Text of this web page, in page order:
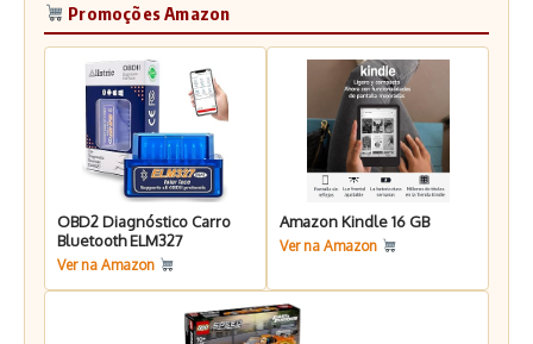
Promoções Amazon
OBD2 Diagnóstico Carro
Bluetooth ELM327
Ver na Amazon
Amazon Kindle 16 GB
Ver na Amazon